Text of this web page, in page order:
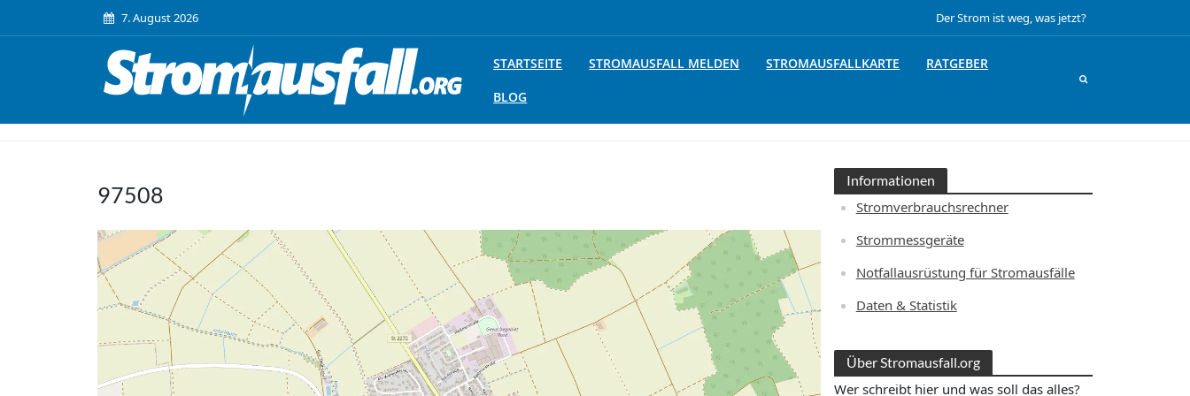
7. August 2026 Der Strom ist weg, was jetzt?
STARTSEITE STROMAUSFALL MELDEN STROMAUSFALLKARTE
RATGEBER
BLOG
97508
Informationen
Stromverbrauchsrechner
Strommessgeräte
Notfallausrüstung für Stromausfälle
Daten & Statistik
Über Stromausfall.org
Wer schreibt hier und was soll das alles?